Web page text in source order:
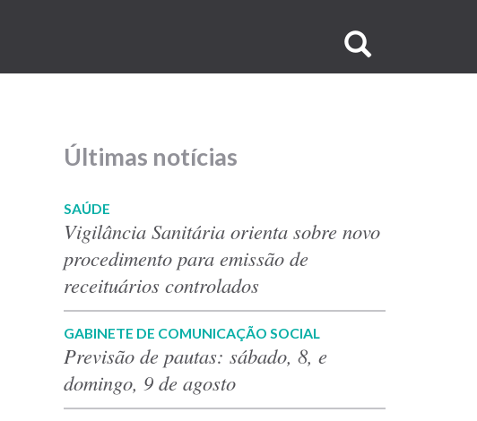
no
Últimas notícias
SAÚDE
Vigilância Sanitária orienta sobre novo
procedimento para emissão de
receituários controlados
GABINETE DE COMUNICAÇÃO SOCIAL
Previsão de pautas: sábado, 8, e
domingo, 9 de agosto